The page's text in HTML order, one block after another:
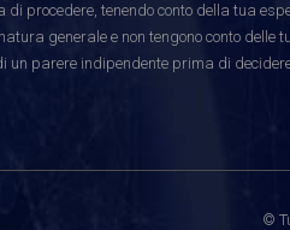
procedere, tenendo conto della tua
generale e non tengono conto delle
un parere indipendente prima di
©